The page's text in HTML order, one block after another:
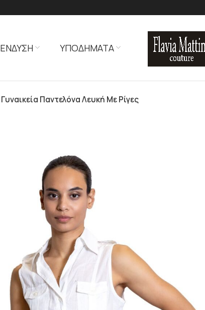
ΕΝΔΥΣΗ ΥΠΟΔΗΜΑΤΑ
Γυναικεία Παντελόνα Λευκή Με Ρίγες